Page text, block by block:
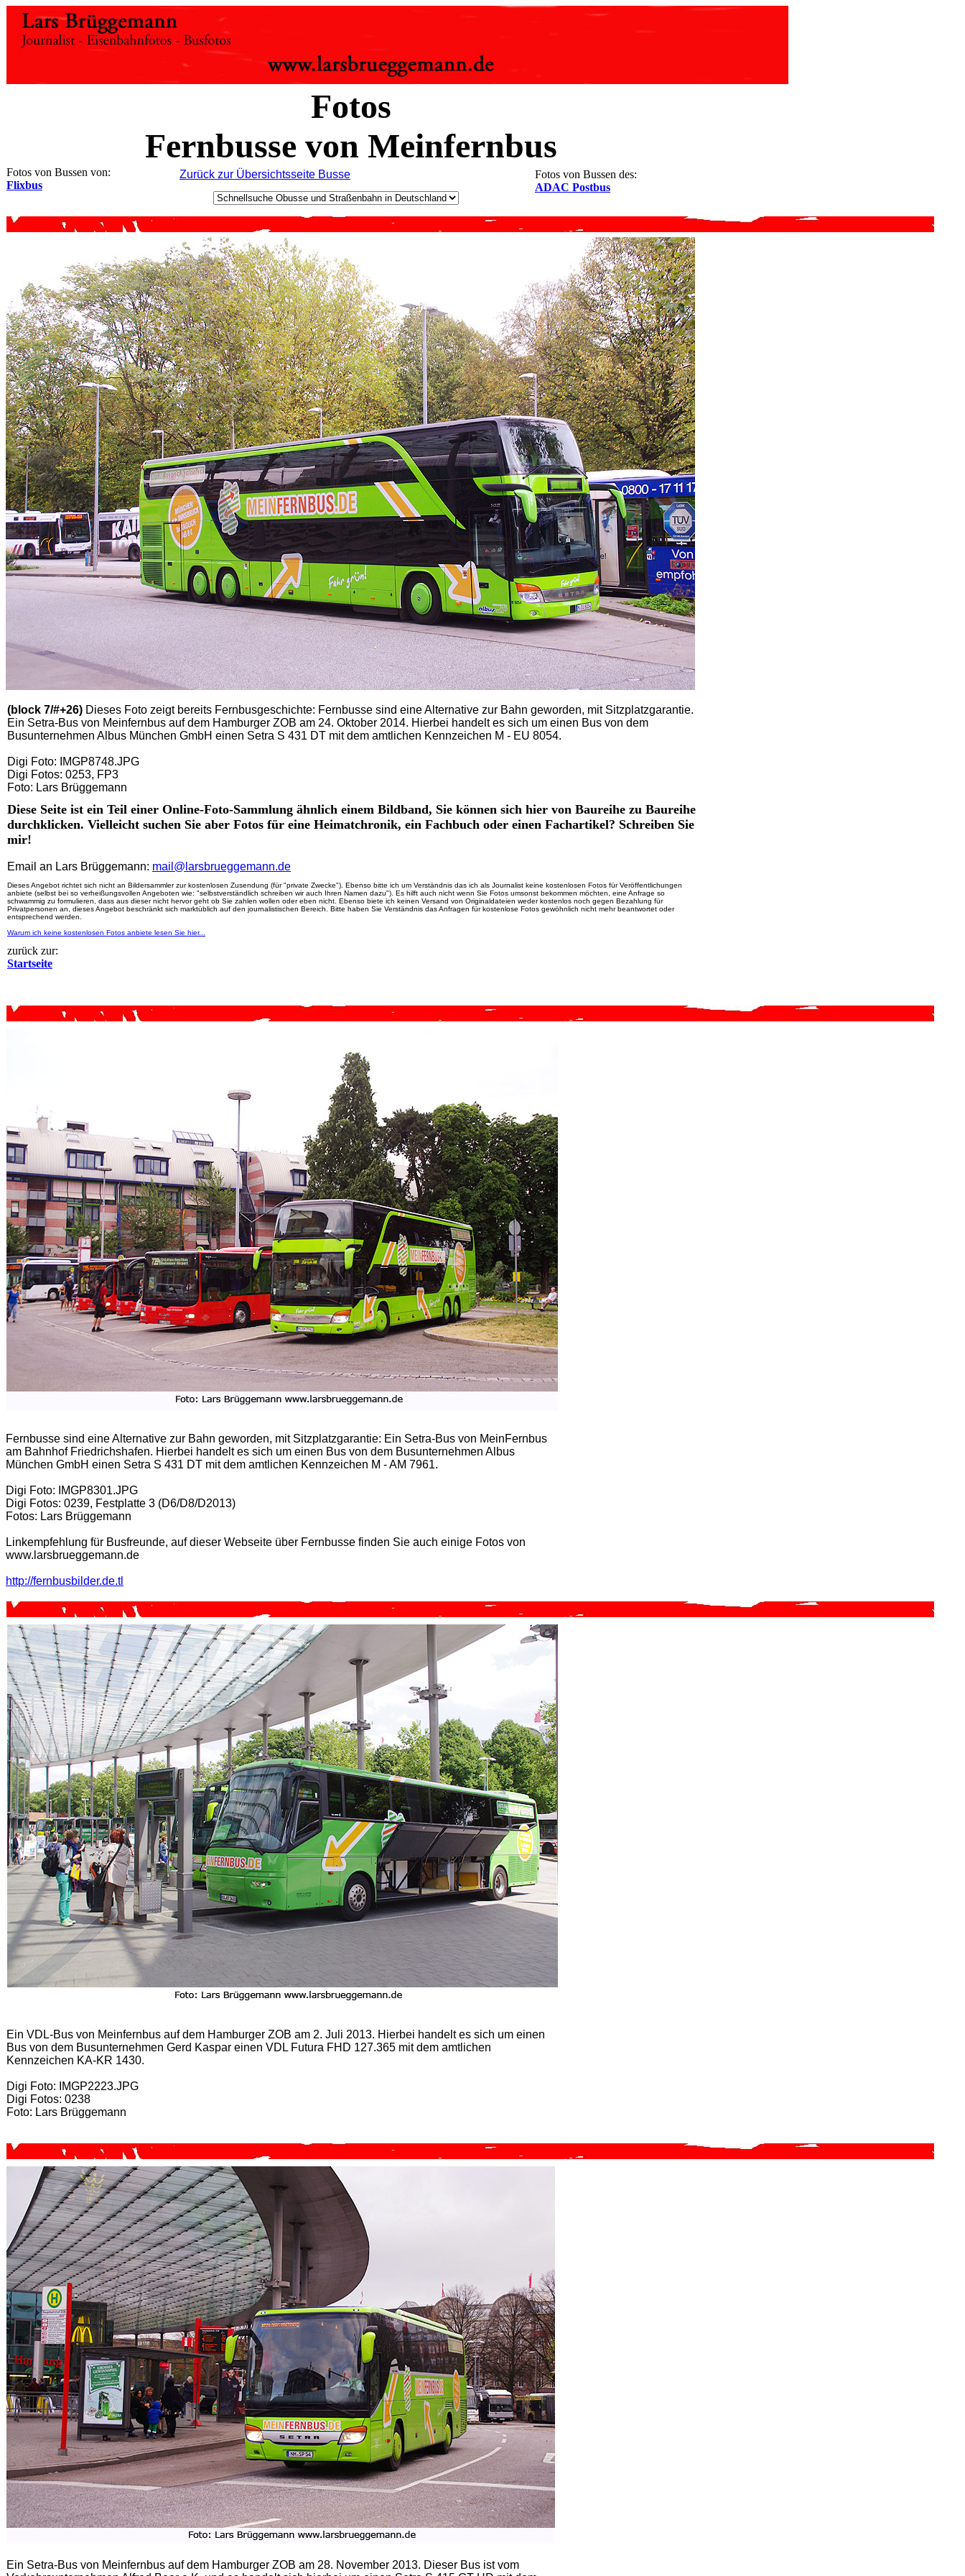
Fotos
Fernbusse von Meinfernbus
Fotos von Bussen von:
Flixbus
Zurück zur Übersichtsseite Busse
Fotos von Bussen des:
ADAC Postbus
(block 7/#+26) Dieses Foto zeigt bereits Fernbusgeschichte: Fernbusse sind eine Alternative zur Bahn geworden, mit Sitzplatzgarantie.
Ein Setra-Bus von Meinfernbus auf dem Hamburger ZOB am 24. Oktober 2014. Hierbei handelt es sich um einen Bus von dem
Busunternehmen Albus München GmbH einen Setra S 431 DT mit dem amtlichen Kennzeichen M - EU 8054.
Digi Foto: IMGP8748.JPG
Digi Fotos: 0253, FP3
Foto: Lars Brüggemann
Diese Seite ist ein Teil einer Online-Foto-Sammlung ähnlich einem Bildband, Sie können sich hier von Baureihe zu Baureihe
durchklicken. Vielleicht suchen Sie aber Fotos für eine Heimatchronik, ein Fachbuch oder einen Fachartikel? Schreiben Sie
mir!
Email an Lars Brüggemann: mail@larsbrueggemann.de
Dieses Angebot richtet sich nicht an Bildersammler zur kostenlosen Zusendung (für "private Zwecke"). Ebenso bitte ich um Verständnis das ich als Journalist keine kostenlosen Fotos für Veröffentlichungen
anbiete (selbst bei so verheißungsvollen Angeboten wie: "selbstverständlich schreiben wir auch Ihren Namen dazu"). Es hilft auch nicht wenn Sie Fotos umsonst bekommen möchten, eine Anfrage so
schwammig zu formulieren, dass aus dieser nicht hervor geht ob Sie zahlen wollen oder eben nicht. Ebenso biete ich keinen Versand von Originaldateien weder kostenlos noch gegen Bezahlung für
Privatpersonen an, dieses Angebot beschränkt sich marktüblich auf den journalistischen Bereich. Bitte haben Sie Verständnis das Anfragen für kostenlose Fotos gewöhnlich nicht mehr beantwortet oder
entsprechend werden.
Warum ich keine kostenlosen Fotos anbiete lesen Sie hier...
zurück zur:
Startseite
Fernbusse sind eine Alternative zur Bahn geworden, mit Sitzplatzgarantie: Ein Setra-Bus von MeinFernbus
am Bahnhof Friedrichshafen. Hierbei handelt es sich um einen Bus von dem Busunternehmen Albus
München GmbH einen Setra S 431 DT mit dem amtlichen Kennzeichen M - AM 7961.
Digi Foto: IMGP8301.JPG
Digi Fotos: 0239, Festplatte 3 (D6/D8/D2013)
Fotos: Lars Brüggemann
Linkempfehlung für Busfreunde, auf dieser Webseite über Fernbusse finden Sie auch einige Fotos von
www.larsbrueggemann.de
http://fernbusbilder.de.tl
Ein VDL-Bus von Meinfernbus auf dem Hamburger ZOB am 2. Juli 2013. Hierbei handelt es sich um einen
Bus von dem Busunternehmen Gerd Kaspar einen VDL Futura FHD 127.365 mit dem amtlichen
Kennzeichen KA-KR 1430.
Digi Foto: IMGP2223.JPG
Digi Fotos: 0238
Foto: Lars Brüggemann
Ein Setra-Bus von Meinfernbus auf dem Hamburger ZOB am 28. November 2013. Dieser Bus ist vom